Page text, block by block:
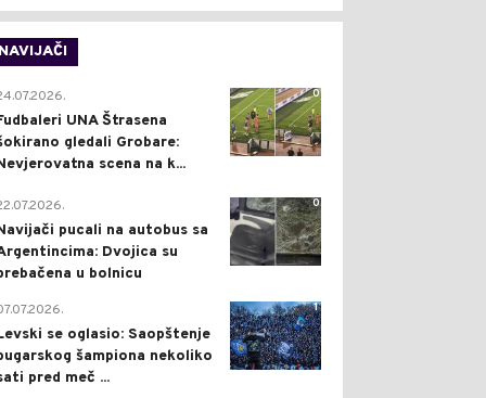
NAVIJAČI
0
UNA Štrasena
gledali Grobare:
scena na k...
0
pucali na autobus sa
Dvojica su
u bolnicu
1
se oglasio: Saopštenje
šampiona nekoliko
pred meč ...